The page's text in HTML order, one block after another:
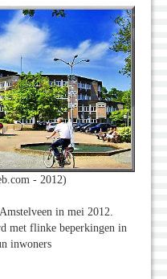
- 2012)
in mei 2012.
met flinke beperkingen in
inwoners